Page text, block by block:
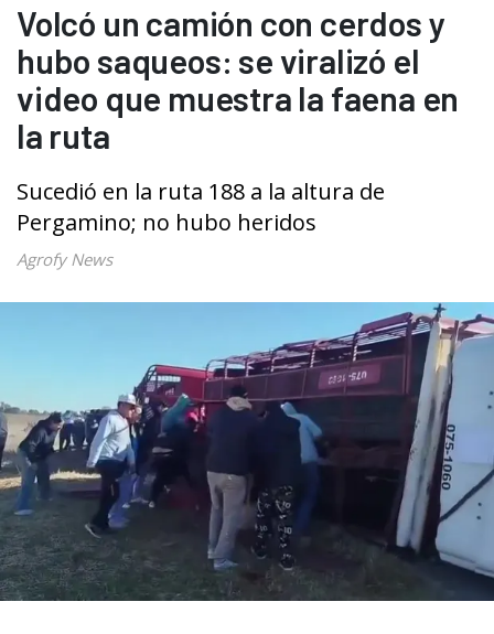
Volcó un camión con cerdos y
hubo saqueos: se viralizó el
video que muestra la faena en
la ruta
Sucedió en la ruta 188 a la altura de
Pergamino; no hubo heridos
Agrofy News